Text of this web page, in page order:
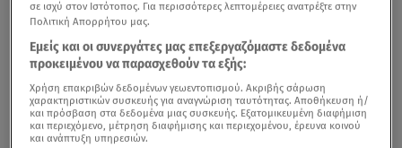
σε ισχύ στον Ιστότοπος. Για περισσότερες λεπτομέρειες ανατρέξτε στην
Πολιτική Απορρήτου μας.
Εμείς και οι συνεργάτες μας επεξεργαζόμαστε δεδομένα
προκειμένου να παρασχεθούν τα εξής:
Χρήση επακριβών δεδομένων γεωεντοπισμού. Ακριβής σάρωση
χαρακτηριστικών συσκευής για αναγνώριση ταυτότητας. Αποθήκευση ή/
και πρόσβαση στα δεδομένα μιας συσκευής. Εξατομικευμένη διαφήμιση
και περιεχόμενο, μέτρηση διαφήμισης και περιεχομένου, έρευνα κοινού
και ανάπτυξη υπηρεσιών.